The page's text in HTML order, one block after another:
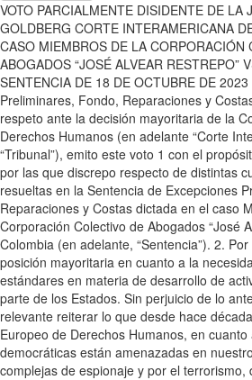
VOTO PARCIALMENTE DISIDENTE DE LA
GOLDBERG CORTE INTERAMERICANA
CASO MIEMBROS DE LA CORPORACIÓN
ABOGADOS “JOSÉ ALVEAR RESTREPO”
SENTENCIA DE 18 DE OCTUBRE DE
Preliminares, Fondo, Reparaciones y
respeto ante la decisión mayoritaria de la
Derechos Humanos (en adelante “Corte
“Tribunal”), emito este voto 1 con el
por las que discrepo respecto de distintas
resueltas en la Sentencia de Excepciones
Reparaciones y Costas dictada en el caso
Corporación Colectivo de Abogados “José
Colombia (en adelante, “Sentencia”). 2.
posición mayoritaria en cuanto a la
estándares en materia de desarrollo de
parte de los Estados. Sin perjuicio de lo
relevante reiterar lo que desde hace
Europeo de Derechos Humanos, en cuanto
democráticas están amenazadas en
complejas de espionaje y por el terrorismo,